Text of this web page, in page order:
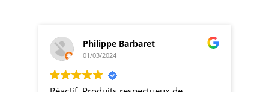
Philippe Barbaret
01/03/2024